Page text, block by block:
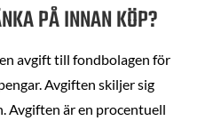
PÅ INNAN KÖP?
avgift till fondbolagen för
Avgiften skiljer sig
Avgiften är en procentuell